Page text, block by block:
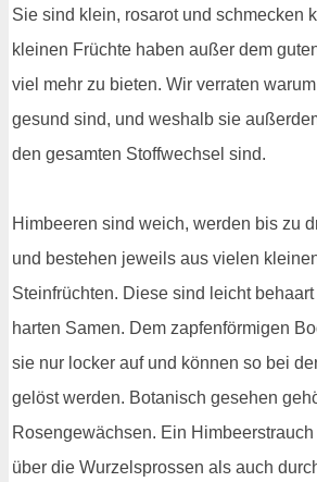
Sie sind klein, rosarot und schmecken
kleinen Früchte haben außer dem
viel mehr zu bieten. Wir verraten
gesund sind, und weshalb sie
den gesamten Stoffwechsel sind.
Himbeeren sind weich, werden bis zu
und bestehen jeweils aus vielen
Steinfrüchten. Diese sind leicht
harten Samen. Dem zapfenförmigen
sie nur locker auf und können so bei
gelöst werden. Botanisch gesehen
Rosengewächsen. Ein Himbeerstrauch
über die Wurzelsprossen als auch